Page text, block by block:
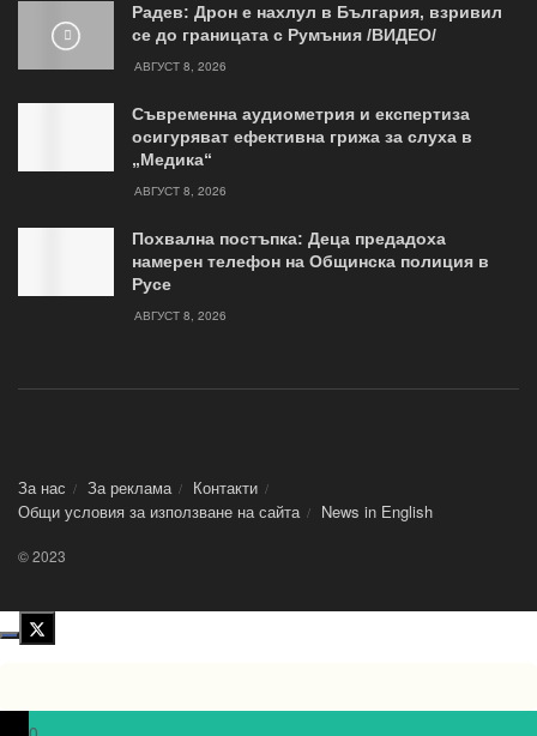
Радев: Дрон е нахлул в България, взривил
се до границата с Румъния /ВИДЕО/
АВГУСТ 8, 2026
Съвременна аудиометрия и експертиза
осигуряват ефективна грижа за слуха в
„Медика“
АВГУСТ 8, 2026
Похвална постъпка: Деца предадоха
намерен телефон на Общинска полиция в
Русе
АВГУСТ 8, 2026
За нас За реклама
Контакти
Общи условия за използване на сайта
News in Еnglish
© 2023